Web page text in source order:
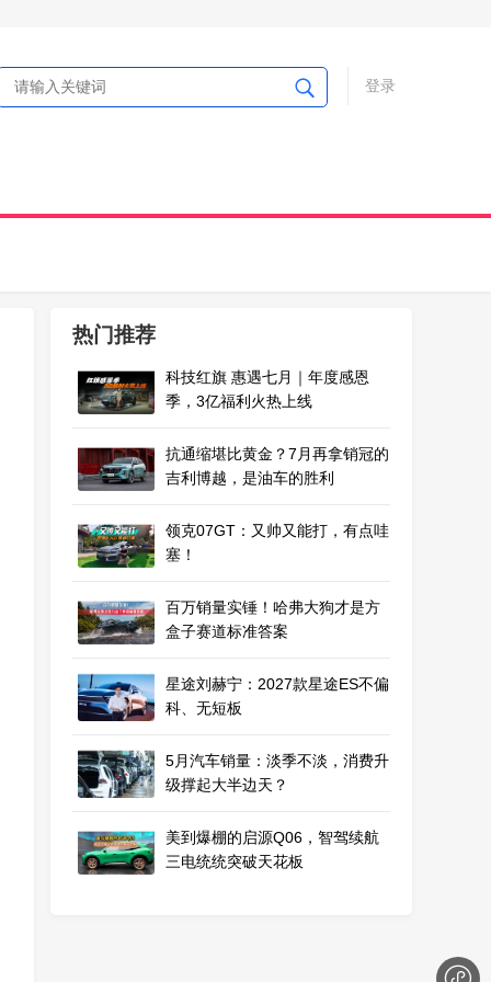
登录
热门推荐
科技红旗 惠遇七月｜年度感恩
季，3亿福利火热上线
抗通缩堪比黄金？7月再拿销冠的
吉利博越，是油车的胜利
领克07GT：又帅又能打，有点哇
塞！
百万销量实锤！哈弗大狗才是方
盒子赛道标准答案
星途刘赫宁：2027款星途ES不偏
科、无短板
5月汽车销量：淡季不淡，消费升
级撑起大半边天？
美到爆棚的启源Q06，智驾续航
三电统统突破天花板